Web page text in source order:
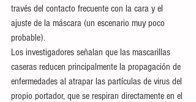
través del contacto frecuente con la cara y el
ajuste de la máscara (un escenario muy poco
probable).
Los investigadores señalan que las mascarillas
caseras reducen principalmente la propagación de
enfermedades al atrapar las partículas de virus del
propio portador, que se respiran directamente en el